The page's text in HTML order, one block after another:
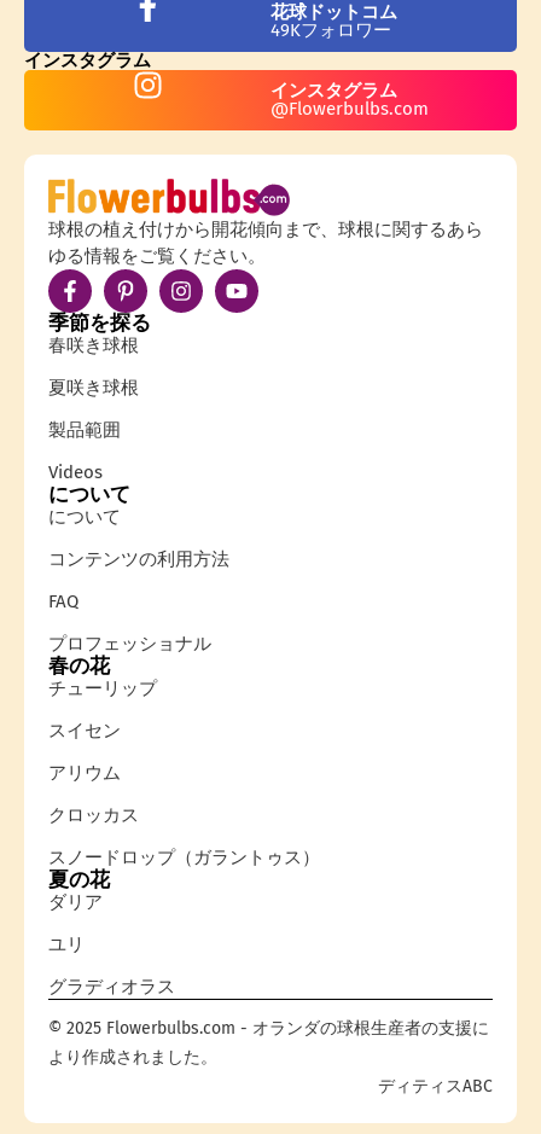
花球ドットコム
49Kフォロワー
インスタグラム
インスタグラム
@Flowerbulbs.com
球根の植え付けから開花傾向まで、球根に関するあら
ゆる情報をご覧ください。
季節を探る
春咲き球根
夏咲き球根
製品範囲
Videos
について
について
コンテンツの利用方法
FAQ
プロフェッショナル
春の花
チューリップ
スイセン
アリウム
クロッカス
スノードロップ（ガラントゥス）
夏の花
ダリア
ユリ
グラディオラス
© 2025 Flowerbulbs.com - オランダの球根生産者の支援に
より作成されました。
ディティスABC